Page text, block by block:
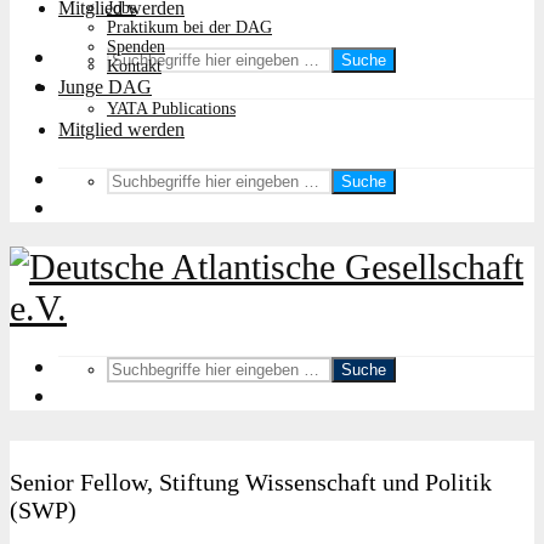
Mitglied werden
Suche
Jobs
Praktikum bei der DAG
Spenden
Kontakt
Junge DAG
YATA Publications
Mitglied werden
Suche
Suche
Senior Fellow, Stiftung Wissenschaft und Politik
(SWP)